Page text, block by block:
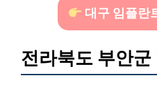
대구 임플란
전라북도 부안군